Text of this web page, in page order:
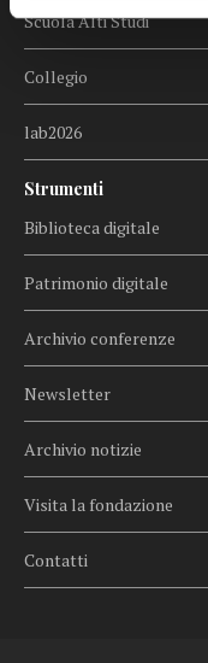
Scuola Alti Studi
Collegio
lab2026
Strumenti
Biblioteca digitale
Patrimonio digitale
Archivio conferenze
Newsletter
Archivio notizie
Visita la fondazione
Contatti